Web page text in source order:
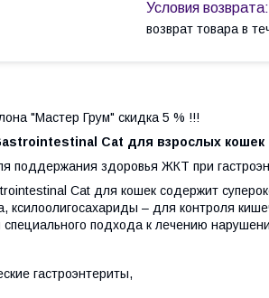
возврат товара в
"Мастер Грум" скидка 5 % !!!
Cat для взрослых кошек
поддержания здоровья ЖКТ при
Cat для кошек содержит
ксилоолигосахариды – для контроля
подхода к лечению
гастроэнтериты,